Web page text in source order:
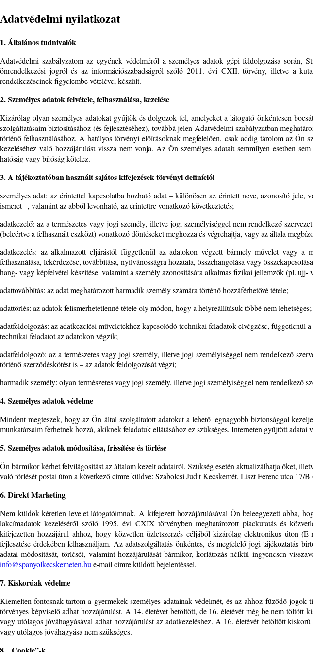
Adatvédelmi nyilatkozat
1. Általános tudnivalók
Adatvédelmi szabályzatom az egyének védelméről a személyes adatok gépi feldolgozása
önrendelkezési jogról és az információszabadságról szóló 2011. évi CXII. törvény, illetve a
rendelkezéseinek figyelembe vételével készült.
2. Személyes adatok felvétele, felhasználása, kezelése
Kizárólag olyan személyes adatokat gyűjtök és dolgozok fel, amelyeket a látogató önkéntesen
szolgáltatásaim biztosításához (és fejlesztéséhez), továbbá jelen Adatvédelmi szabályzatban
történő felhasználásához. A hatályos törvényi előírásoknak megfelelően, csak addig tárolom az
kezeléséhez való hozzájárulást vissza nem vonja. Az Ön személyes adatait semmilyen esetben
hatóság vagy bíróság kötelez.
3. A tájékoztatóban használt sajátos kifejezések törvényi definíciói
személyes adat: az érintettel kapcsolatba hozható adat – különösen az érintett neve, azonosító
ismeret –, valamint az abból levonható, az érintettre vonatkozó következtetés;
adatkezelő: az a természetes vagy jogi személy, illetve jogi személyiséggel nem rendelkező
(beleértve a felhasznált eszközt) vonatkozó döntéseket meghozza és végrehajtja, vagy az általa
adatkezelés: az alkalmazott eljárástól függetlenül az adatokon végzett bármely művelet vagy a
felhasználása, lekérdezése, továbbítása, nyilvánosságra hozatala, összehangolása vagy
hang- vagy képfelvétel készítése, valamint a személy azonosítására alkalmas fizikai jellemzők (pl.
adattovábbítás: az adat meghatározott harmadik személy számára történő hozzáférhetővé tétele;
adattörlés: az adatok felismerhetetlenné tétele oly módon, hogy a helyreállításuk többé nem lehetséges;
adatfeldolgozás: az adatkezelési műveletekhez kapcsolódó technikai feladatok elvégzése,
technikai feladatot az adatokon végzik;
adatfeldolgozó: az a természetes vagy jogi személy, illetve jogi személyiséggel nem rendelkező
történő szerződéskötést is – az adatok feldolgozását végzi;
harmadik személy: olyan természetes vagy jogi személy, illetve jogi személyiséggel nem rendelkező
4. Személyes adatok védelme
Mindent megteszek, hogy az Ön által szolgáltatott adatokat a lehető legnagyobb biztonsággal
munkatársaim férhetnek hozzá, akiknek feladatuk ellátásához ez szükséges. Interneten gyűjtött adatai
5. Személyes adatok módosítása, frissítése és törlése
Ön bármikor kérhet felvilágosítást az általam kezelt adatairól. Szükség esetén aktualizálhatja őket,
való törlését postai úton a következő címre küldve: Szabolcsi Judit Kecskemét, Liszt Ferenc utca 17/B
6. Direkt Marketing
Nem küldök kéretlen levelet látogatóimnak. A kifejezett hozzájárulásával Ön beleegyezett abba,
lakcímadatok kezeléséről szóló 1995. évi CXIX törvényben meghatározott piackutatás és
kifejezetten hozzájárul ahhoz, hogy közvetlen üzletszerzés céljából kizárólag elektronikus úton
fejlesztése érdekében felhasználjam. Az adatszolgáltatás önkéntes, és megfelelő jogi
adatai módosítását, törlését, valamint hozzájárulását bármikor, korlátozás nélkül ingyenesen
info@spanyolkecskemeten.hu e-mail címre küldött bejelentéssel.
7. Kiskorúak védelme
Kiemelten fontosnak tartom a gyermekek személyes adatainak védelmét, és az ahhoz fűződő
törvényes képviselő adhat hozzájárulást. A 14. életévet betöltött, de 16. életévét még be nem töltött
vagy utólagos jóváhagyásával adhat hozzájárulást az adatkezeléshez. A 16. életévét betöltött
vagy utólagos jóváhagyása nem szükséges.
8. „Cookie”-k